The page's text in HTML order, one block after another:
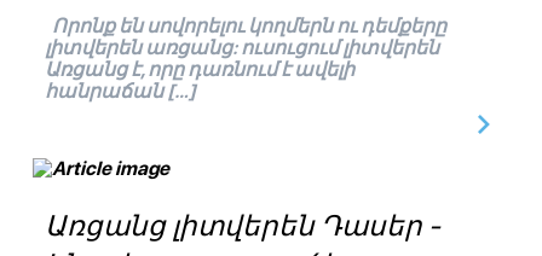
Որոնք են սովորելու կողմերն ու դեմքերը
լիտվերեն առցանց: ուսուցում լիտվերեն
Առցանց է, որը դառնում է ավելի
հանրաճան […]
Առցանց լիտվերեն Դասեր -